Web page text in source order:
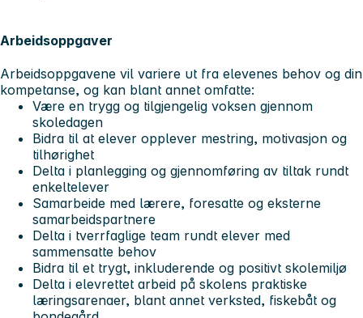
Arbeidsoppgaver
Arbeidsoppgavene vil variere ut fra elevenes behov og din
kompetanse, og kan blant annet omfatte:
Være en trygg og tilgjengelig voksen gjennom
skoledagen
Bidra til at elever opplever mestring, motivasjon og
tilhørighet
Delta i planlegging og gjennomføring av tiltak rundt
enkeltelever
Samarbeide med lærere, foresatte og eksterne
samarbeidspartnere
Delta i tverrfaglige team rundt elever med
sammensatte behov
Bidra til et trygt, inkluderende og positivt skolemiljø
Delta i elevrettet arbeid på skolens praktiske
læringsarenaer, blant annet verksted, fiskebåt og